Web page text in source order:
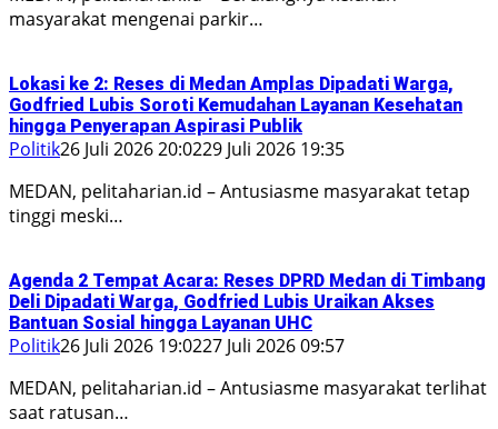
masyarakat mengenai parkir…
Lokasi ke 2: Reses di Medan Amplas Dipadati Warga,
Godfried Lubis Soroti Kemudahan Layanan Kesehatan
hingga Penyerapan Aspirasi Publik
Politik26 Juli 2026 20:0229 Juli 2026 19:35
MEDAN, pelitaharian.id – Antusiasme masyarakat tetap
tinggi meski…
Agenda 2 Tempat Acara: Reses DPRD Medan di Timbang
Deli Dipadati Warga, Godfried Lubis Uraikan Akses
Bantuan Sosial hingga Layanan UHC
Politik26 Juli 2026 19:0227 Juli 2026 09:57
MEDAN, pelitaharian.id – Antusiasme masyarakat terlihat
saat ratusan…